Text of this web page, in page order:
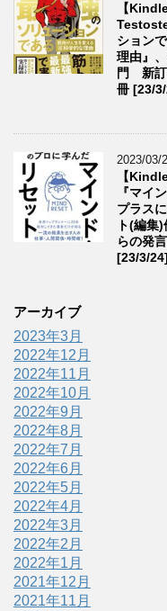
【
ション
理由』
門 新訂
冊 [23/
2023/03/
【
『マイ
プラス
ト(編集
らの発
[23/3/24]
アーカイブ
2023年3月
2022年12月
2022年11月
2022年10月
2022年9月
2022年8月
2022年7月
2022年6月
2022年5月
2022年4月
2022年3月
2022年2月
2022年1月
2021年12月
2021年11月